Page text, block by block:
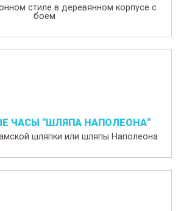
стиле в деревянном корпусе с
боем
ЧАСЫ "ШЛЯПА НАПОЛЕОНА"
шляпки или шляпы Наполеона